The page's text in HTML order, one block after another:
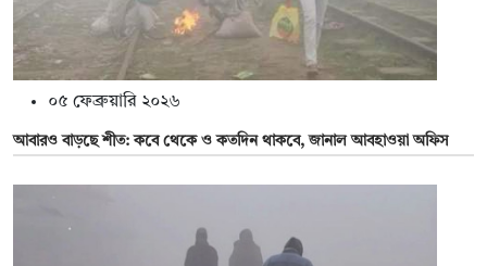
০৫ ফেব্রুয়ারি ২০২৬
আবারও বাড়ছে শীত: কবে থেকে ও কতদিন থাকবে, জানাল আবহাওয়া অফিস